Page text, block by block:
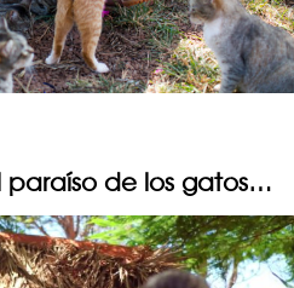
paraíso de los gatos…